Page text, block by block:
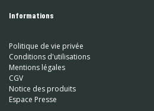
Informations
Politique de vie privée
Conditions d'utilisations
Mentions légales
CGV
Notice des produits
Espace Presse